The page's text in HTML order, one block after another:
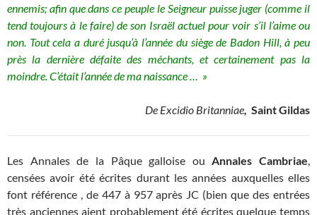
ennemis; afin que dans ce peuple le Seigneur puisse juger (comme il
tend toujours à le faire) de son Israël actuel pour voir s’il l’aime ou
non. Tout cela a duré jusqu’à l’année du siège de Badon Hill, à peu
près la dernière défaite des méchants, et certainement pas la
moindre. C’était l’année de ma naissance … »
De Excidio Britanniae, Saint Gildas
Les Annales de la Pâque galloise ouAnnales Cambriae,
censées avoir été écrites durant les années auxquelles elles
font référence , de 447 à 957 après JC (bien que des entrées
très anciennes aient probablement été écrites quelque temps